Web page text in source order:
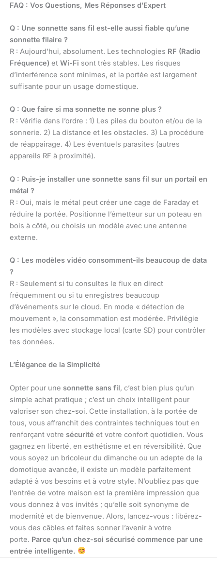
FAQ : Vos Questions, Mes Réponses d’Expert
Q : Une sonnette sans fil est-elle aussi fiable qu’une
sonnette filaire ?
R : Aujourd’hui, absolument. Les technologies RF (Radio
Fréquence) et Wi-Fi sont très stables. Les risques
d’interférence sont minimes, et la portée est largement
suffisante pour un usage domestique.
Q : Que faire si ma sonnette ne sonne plus ?
R : Vérifie dans l’ordre : 1) Les piles du bouton et/ou de la
sonnerie. 2) La distance et les obstacles. 3) La procédure
de réappairage. 4) Les éventuels parasites (autres
appareils RF à proximité).
Q : Puis-je installer une sonnette sans fil sur un portail en
métal ?
R : Oui, mais le métal peut créer une cage de Faraday et
réduire la portée. Positionne l’émetteur sur un poteau en
bois à côté, ou choisis un modèle avec une antenne
externe.
Q : Les modèles vidéo consomment-ils beaucoup de data
?
R : Seulement si tu consultes le flux en direct
fréquemment ou si tu enregistres beaucoup
d’événements sur le cloud. En mode « détection de
mouvement », la consommation est modérée. Privilégie
les modèles avec stockage local (carte SD) pour contrôler
tes données.
L’Élégance de la Simplicité
Opter pour une sonnette sans fil, c’est bien plus qu’un
simple achat pratique ; c’est un choix intelligent pour
valoriser son chez-soi. Cette installation, à la portée de
tous, vous affranchit des contraintes techniques tout en
renforçant votre sécurité et votre confort quotidien. Vous
gagnez en liberté, en esthétisme et en réversibilité. Que
vous soyez un bricoleur du dimanche ou un adepte de la
domotique avancée, il existe un modèle parfaitement
adapté à vos besoins et à votre style. N’oubliez pas que
l’entrée de votre maison est la première impression que
vous donnez à vos invités ; qu’elle soit synonyme de
modernité et de bienvenue. Alors, lancez-vous : libérez-
vous des câbles et faites sonner l’avenir à votre
porte. Parce qu’un chez-soi sécurisé commence par une
entrée intelligente.